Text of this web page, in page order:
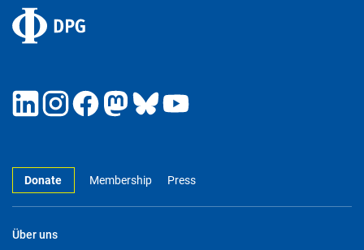
Donate Membership Press
Über uns